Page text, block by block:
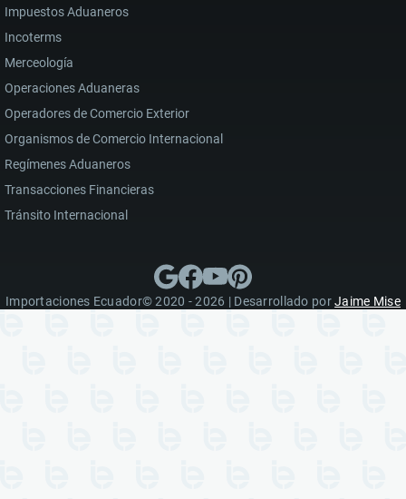
Impuestos Aduaneros
Incoterms
Merceología
Operaciones Aduaneras
Operadores de Comercio Exterior
Organismos de Comercio Internacional
Regímenes Aduaneros
Transacciones Financieras
Tránsito Internacional
Importaciones Ecuador© 2020 - 2026 | Desarrollado porJaime Mise